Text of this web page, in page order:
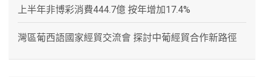
上半年非博彩消費444.7億 按年增加17.4%
灣區葡西語國家經貿交流會 探討中葡經貿合作新路徑